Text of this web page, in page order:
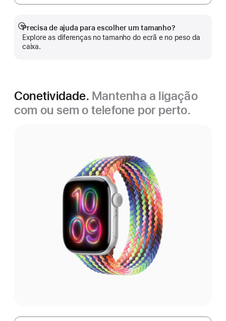
Precisa de ajuda para escolher um tamanho?
Explore as diferenças no tamanho do ecrã e no peso da
caixa.
Veja
mais
Conetividade. Mantenha a ligação
com ou sem o telefone por perto.